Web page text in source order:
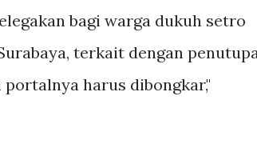
bagi warga dukuh setro
terkait dengan
harus dibongkar,"